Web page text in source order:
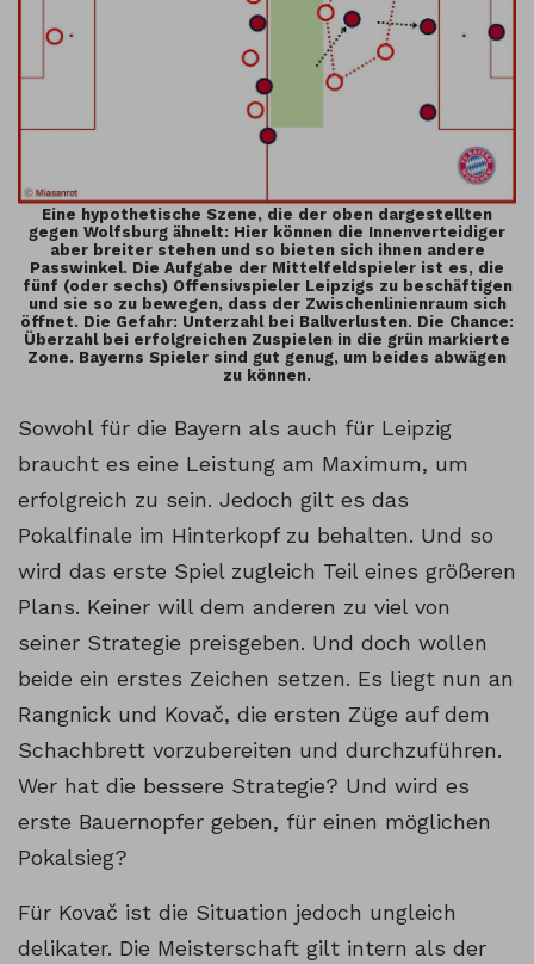
Eine hypothetische Szene, die der oben dargestellten
gegen Wolfsburg ähnelt: Hier können die Innenverteidiger
aber breiter stehen und so bieten sich ihnen andere
Passwinkel. Die Aufgabe der Mittelfeldspieler ist es, die
fünf (oder sechs) Offensivspieler Leipzigs zu beschäftigen
und sie so zu bewegen, dass der Zwischenlinienraum sich
öffnet. Die Gefahr: Unterzahl bei Ballverlusten. Die Chance:
Überzahl bei erfolgreichen Zuspielen in die grün markierte
Zone. Bayerns Spieler sind gut genug, um beides abwägen
zu können.
Sowohl für die Bayern als auch für Leipzig
braucht es eine Leistung am Maximum, um
erfolgreich zu sein. Jedoch gilt es das
Pokalfinale im Hinterkopf zu behalten. Und so
wird das erste Spiel zugleich Teil eines größeren
Plans. Keiner will dem anderen zu viel von
seiner Strategie preisgeben. Und doch wollen
beide ein erstes Zeichen setzen. Es liegt nun an
Rangnick und Kovač, die ersten Züge auf dem
Schachbrett vorzubereiten und durchzuführen.
Wer hat die bessere Strategie? Und wird es
erste Bauernopfer geben, für einen möglichen
Pokalsieg?
Für Kovač ist die Situation jedoch ungleich
delikater. Die Meisterschaft gilt intern als der